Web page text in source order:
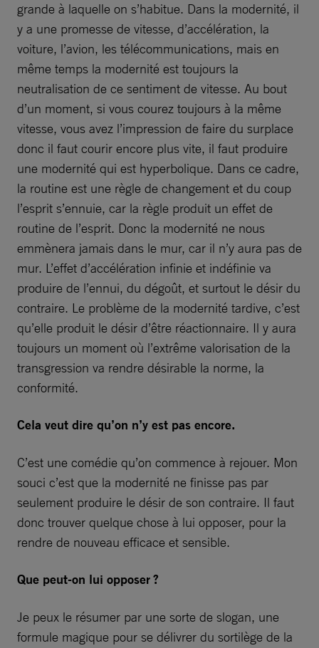
grande à laquelle on s’habitue. Dans la modernité, il
y a une promesse de vitesse, d’accélération, la
voiture, l’avion, les télécommunications, mais en
même temps la modernité est toujours la
neutralisation de ce sentiment de vitesse. Au bout
d’un moment, si vous courez toujours à la même
vitesse, vous avez l’impression de faire du surplace
donc il faut courir encore plus vite, il faut produire
une modernité qui est hyperbolique. Dans ce cadre,
la routine est une règle de changement et du coup
l’esprit s’ennuie, car la règle produit un effet de
routine de l’esprit. Donc la modernité ne nous
emmènera jamais dans le mur, car il n’y aura pas de
mur. L’effet d’accélération infinie et indéfinie va
produire de l’ennui, du dégoût, et surtout le désir du
contraire. Le problème de la modernité tardive, c’est
qu’elle produit le désir d’être réactionnaire. Il y aura
toujours un moment où l’extrême valorisation de la
transgression va rendre désirable la norme, la
conformité.
Cela veut dire qu’on n’y est pas encore.
C’est une comédie qu’on commence à rejouer. Mon
souci c’est que la modernité ne finisse pas par
seulement produire le désir de son contraire. Il faut
donc trouver quelque chose à lui opposer, pour la
rendre de nouveau efficace et sensible.
Que peut-on lui opposer ?
Je peux le résumer par une sorte de slogan, une
formule magique pour se délivrer du sortilège de la